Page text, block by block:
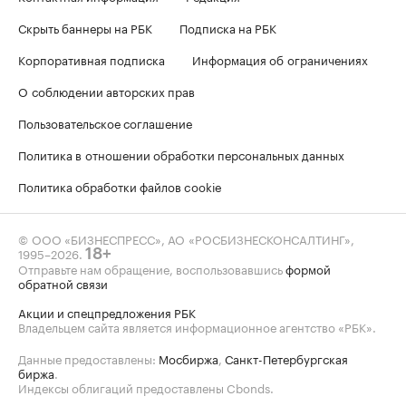
Скрыть баннеры на РБК
Подписка на РБК
Корпоративная подписка
Информация об ограничениях
О соблюдении авторских прав
Пользовательское соглашение
Политика в отношении обработки персональных данных
Политика обработки файлов cookie
© ООО «БИЗНЕСПРЕСС», АО «РОСБИЗНЕСКОНСАЛТИНГ»,
1995–2026 18+
Отправьте нам обращение, воспользовавшисьформой
обратной связи
Акции и спецпредложения РБК
Владельцем сайта является информационное агентство «РБК».
Данные предоставлены: Мосбиржа Санкт-Петербургская
биржа
Индексы облигаций предоставлены Cbonds.